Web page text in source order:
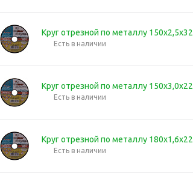
Круг отрезной по металлу 150х2,5х32
Есть в наличии
Круг отрезной по металлу 150х3,0х22
Есть в наличии
Круг отрезной по металлу 180х1,6х22
Есть в наличии